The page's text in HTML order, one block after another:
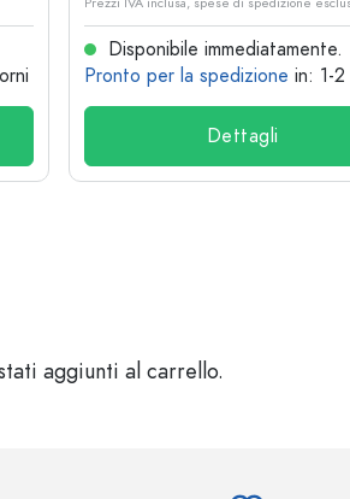
Disponibile immediatamente.
Pronto per la spedizione in: 1-
Dettagli
aggiunti al carrello.